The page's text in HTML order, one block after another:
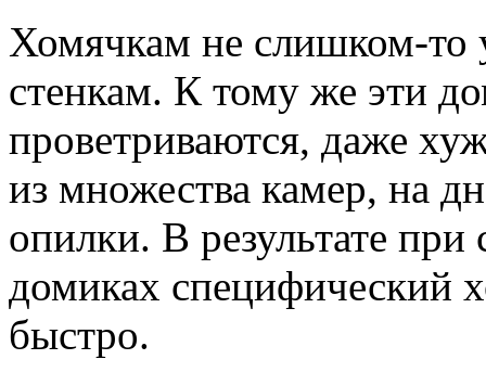
Хомячкам не слишком-то
стенкам. К тому же эти
проветриваются, даже
из множества камер, на
опилки. В результате при
домиках специфический
быстро.